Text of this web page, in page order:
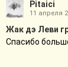
Pitaici
11 апреля
Жак дэ Леви
Спасибо